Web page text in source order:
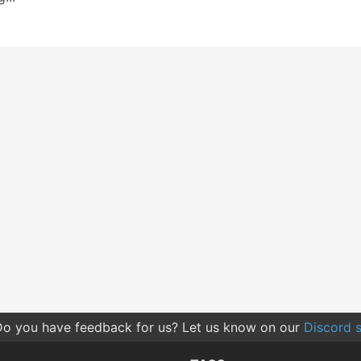
you have feedback for us? Let us know on our Discord